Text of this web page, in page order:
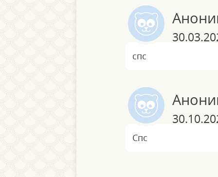
спс
Спс